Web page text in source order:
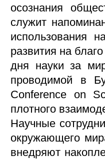
осознания
служит
использования
развития на
дня науки за
проводимой в
Conference on
плотного
Научные
окружающего
внедряют